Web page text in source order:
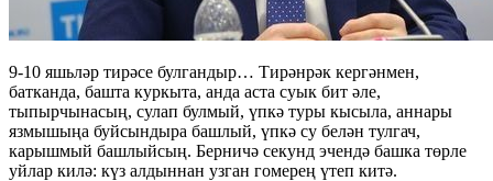
9-10 яшьләр тирәсе булгандыр… Тирәнрәк кергәнмен,
батканда, башта куркыта, анда аста суык бит әле,
тыпырчынасың, сулап булмый, үпкә туры кысыла, аннары
язмышыңа буйсындыра башлый, үпкә су белән тулгач,
карышмый башлыйсың. Берничә секунд эчендә башка төрле
уйлар килә: күз алдыннан узган гомерең үтеп китә.